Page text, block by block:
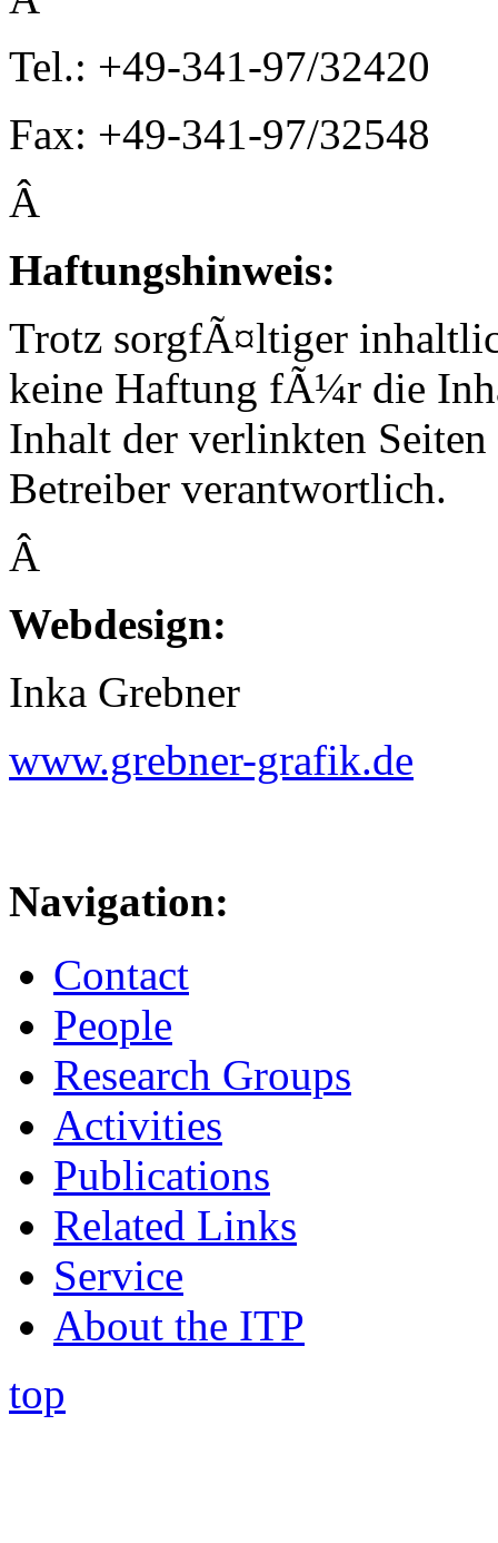
Tel.: +49-341-97/32420
Fax: +49-341-97/32548
Â
Haftungshinweis:
Trotz sorgfÃ¤ltiger
keine Haftung fÃ¼r die
Inhalt der verlinkten
Betreiber verantwortlich.
Â
Webdesign:
Inka Grebner
www.grebner-grafik.de
Navigation:
Contact
People
Research Groups
Activities
Publications
Related Links
Service
About the ITP
top